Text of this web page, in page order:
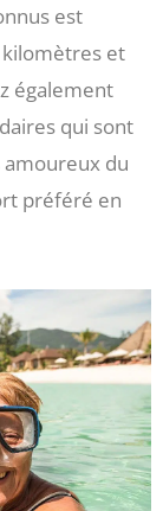
est
kilomètres et
également
qui sont
amoureux du
préféré en